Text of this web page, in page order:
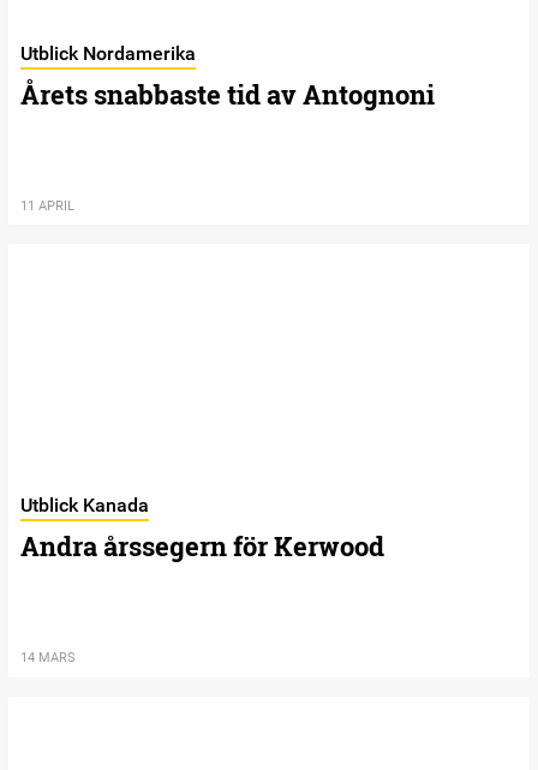
Utblick Nordamerika
Årets snabbaste tid av Antognoni
11 APRIL
Utblick Kanada
Andra årssegern för Kerwood
14 MARS